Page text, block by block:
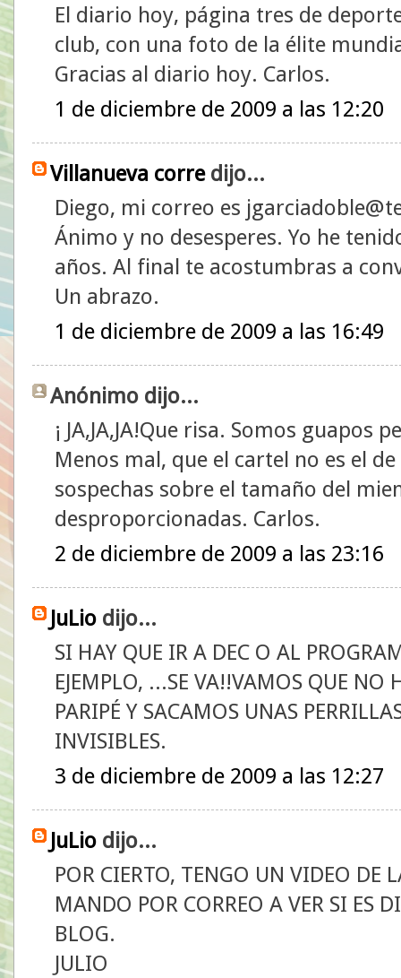
El diario hoy, página tres de
club, con una foto de la élite
Gracias al diario hoy. Carlos.
1 de diciembre de 2009 a las 12:20
Villanueva corredijo...
Diego, mi correo es
Ánimo y no desesperes. Yo he
años. Al final te acostumbras a
Un abrazo.
1 de diciembre de 2009 a las 16:49
Anónimo dijo...
¡ JA,JA,JA!Que risa. Somos
Menos mal, que el cartel no es el
sospechas sobre el tamaño del
desproporcionadas. Carlos.
2 de diciembre de 2009 a las 23:16
JuLio dijo...
SI HAY QUE IR A DEC O AL
EJEMPLO, ...SE VA!!VAMOS QUE NO
PARIPÉ Y SACAMOS UNAS
INVISIBLES.
3 de diciembre de 2009 a las 12:27
JuLio dijo...
POR CIERTO, TENGO UN VIDEO DE
MANDO POR CORREO A VER SI ES
BLOG.
JULIO